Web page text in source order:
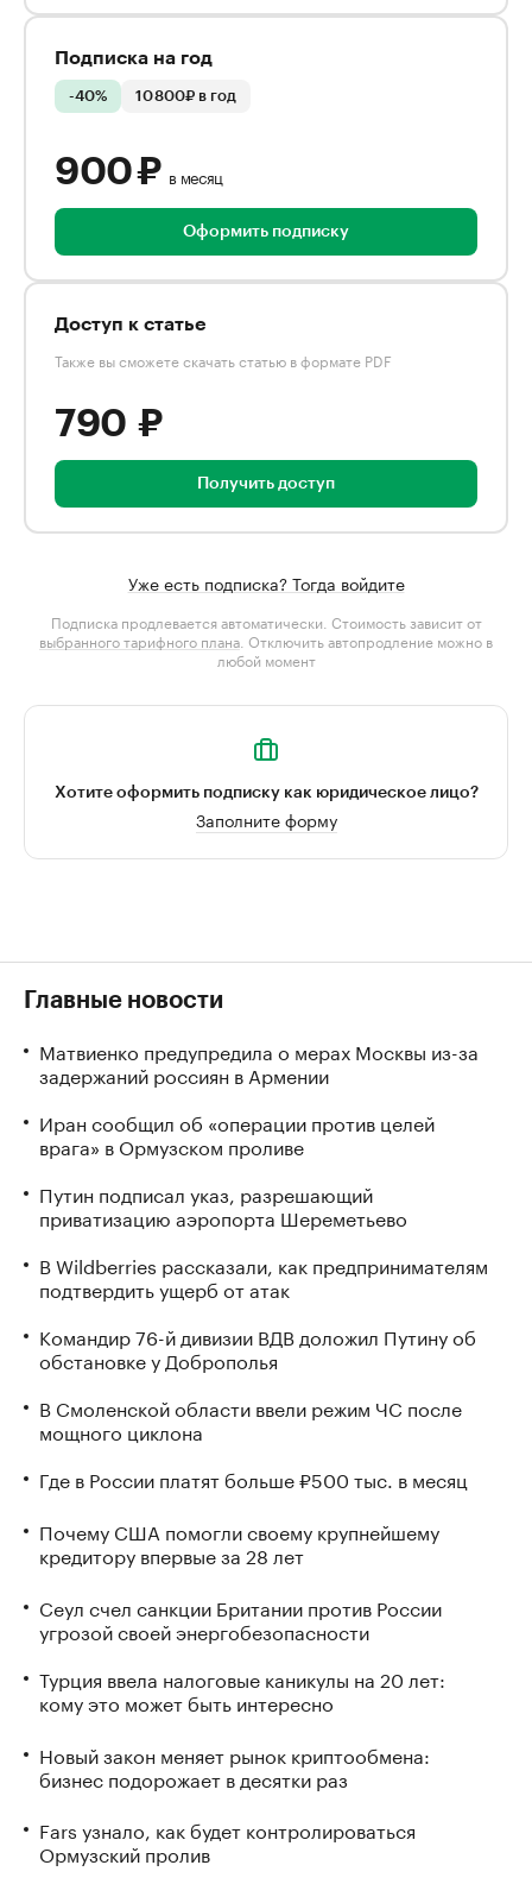
Подписка на год
-40% 10 800₽ в год
900 ₽ в месяц
Оформить подписку
Доступ к статье
Также вы сможете скачать статью в формате PDF
790 ₽
Получить доступ
Уже есть подписка? Тогда войдите
Подписка продлевается автоматически. Стоимость зависит от
выбранного тарифного плана . Отключить автопродление можно в
любой момент
Хотите оформить подписку как юридическое лицо?
Заполните форму
Главные новости
Матвиенко предупредила о мерах Москвы из-за
задержаний россиян в Армении
Иран сообщил об «операции против целей
врага» в Ормузском проливе
Путин подписал указ, разрешающий
приватизацию аэропорта Шереметьево
В Wildberries рассказали, как предпринимателям
подтвердить ущерб от атак
Командир 76-й дивизии ВДВ доложил Путину об
обстановке у Доброполья
В Смоленской области ввели режим ЧС после
мощного циклона
Где в России платят больше ₽500 тыс. в месяц
Почему США помогли своему крупнейшему
кредитору впервые за 28 лет
Сеул счел санкции Британии против России
угрозой своей энергобезопасности
Турция ввела налоговые каникулы на 20 лет:
кому это может быть интересно
Новый закон меняет рынок криптообмена:
бизнес подорожает в десятки раз
Fars узнало, как будет контролироваться
Ормузский пролив